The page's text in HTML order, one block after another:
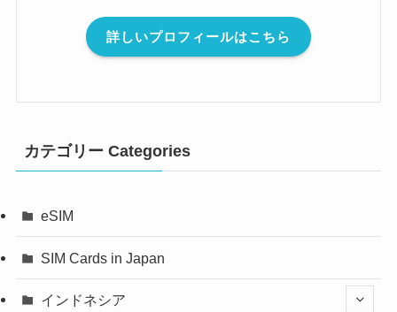
詳しいプロフィールはこちら
カテゴリー Categories
eSIM
SIM Cards in Japan
インドネシア